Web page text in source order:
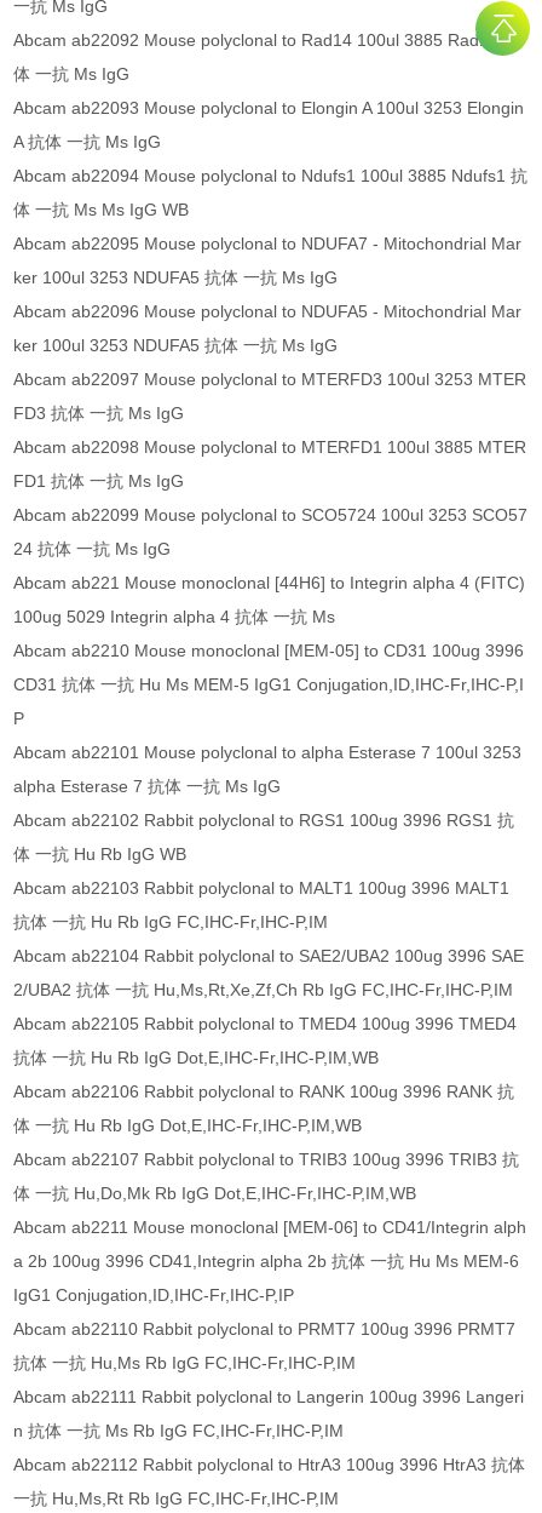
一抗 Ms IgG
Abcam ab22092 Mouse polyclonal to Rad14 100ul 3885 Rad14 抗
体 一抗 Ms IgG
Abcam ab22093 Mouse polyclonal to Elongin A 100ul 3253 Elongin
A 抗体 一抗 Ms IgG
Abcam ab22094 Mouse polyclonal to Ndufs1 100ul 3885 Ndufs1 抗
体 一抗 Ms Ms IgG WB
Abcam ab22095 Mouse polyclonal to NDUFA7 - Mitochondrial Mar
ker 100ul 3253 NDUFA5 抗体 一抗 Ms IgG
Abcam ab22096 Mouse polyclonal to NDUFA5 - Mitochondrial Mar
ker 100ul 3253 NDUFA5 抗体 一抗 Ms IgG
Abcam ab22097 Mouse polyclonal to MTERFD3 100ul 3253 MTER
FD3 抗体 一抗 Ms IgG
Abcam ab22098 Mouse polyclonal to MTERFD1 100ul 3885 MTER
FD1 抗体 一抗 Ms IgG
Abcam ab22099 Mouse polyclonal to SCO5724 100ul 3253 SCO57
24 抗体 一抗 Ms IgG
Abcam ab221 Mouse monoclonal [44H6] to Integrin alpha 4 (FITC)
100ug 5029 Integrin alpha 4 抗体 一抗 Ms
Abcam ab2210 Mouse monoclonal [MEM-05] to CD31 100ug 3996
CD31 抗体 一抗 Hu Ms MEM-5 IgG1 Conjugation,ID,IHC-Fr,IHC-P,I
P
Abcam ab22101 Mouse polyclonal to alpha Esterase 7 100ul 3253
alpha Esterase 7 抗体 一抗 Ms IgG
Abcam ab22102 Rabbit polyclonal to RGS1 100ug 3996 RGS1 抗
体 一抗 Hu Rb IgG WB
Abcam ab22103 Rabbit polyclonal to MALT1 100ug 3996 MALT1
抗体 一抗 Hu Rb IgG FC,IHC-Fr,IHC-P,IM
Abcam ab22104 Rabbit polyclonal to SAE2/UBA2 100ug 3996 SAE
2/UBA2 抗体 一抗 Hu,Ms,Rt,Xe,Zf,Ch Rb IgG FC,IHC-Fr,IHC-P,IM
Abcam ab22105 Rabbit polyclonal to TMED4 100ug 3996 TMED4
抗体 一抗 Hu Rb IgG Dot,E,IHC-Fr,IHC-P,IM,WB
Abcam ab22106 Rabbit polyclonal to RANK 100ug 3996 RANK 抗
体 一抗 Hu Rb IgG Dot,E,IHC-Fr,IHC-P,IM,WB
Abcam ab22107 Rabbit polyclonal to TRIB3 100ug 3996 TRIB3 抗
体 一抗 Hu,Do,Mk Rb IgG Dot,E,IHC-Fr,IHC-P,IM,WB
Abcam ab2211 Mouse monoclonal [MEM-06] to CD41/Integrin alph
a 2b 100ug 3996 CD41,Integrin alpha 2b 抗体 一抗 Hu Ms MEM-6
IgG1 Conjugation,ID,IHC-Fr,IHC-P,IP
Abcam ab22110 Rabbit polyclonal to PRMT7 100ug 3996 PRMT7
抗体 一抗 Hu,Ms Rb IgG FC,IHC-Fr,IHC-P,IM
Abcam ab22111 Rabbit polyclonal to Langerin 100ug 3996 Langeri
n 抗体 一抗 Ms Rb IgG FC,IHC-Fr,IHC-P,IM
Abcam ab22112 Rabbit polyclonal to HtrA3 100ug 3996 HtrA3 抗体
一抗 Hu,Ms,Rt Rb IgG FC,IHC-Fr,IHC-P,IM